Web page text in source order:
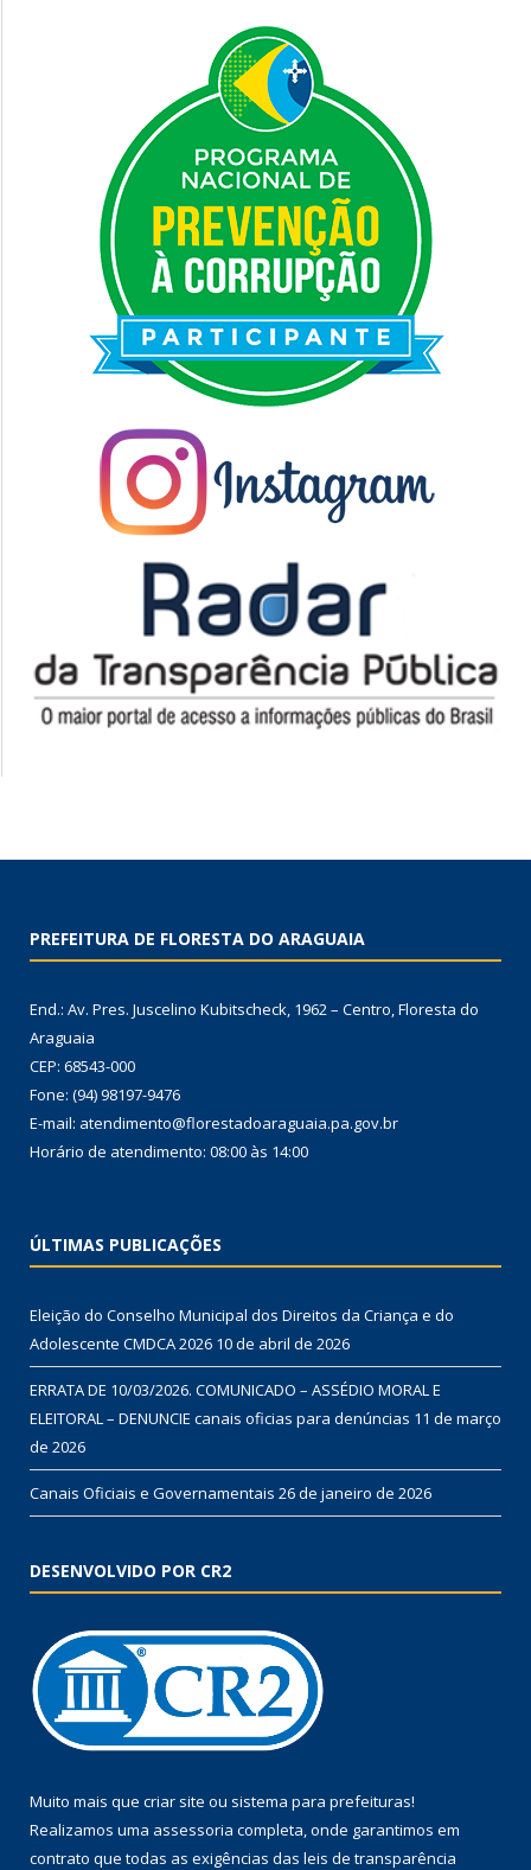
PREFEITURA DE FLORESTA DO ARAGUAIA
End.: Av. Pres. Juscelino Kubitscheck, 1962 – Centro, Floresta do
Araguaia
CEP: 68543-000
Fone: (94) 98197-9476
E-mail: atendimento@florestadoaraguaia.pa.gov.br
Horário de atendimento: 08:00 às 14:00
ÚLTIMAS PUBLICAÇÕES
Eleição do Conselho Municipal dos Direitos da Criança e do
Adolescente CMDCA 2026 10 de abril de 2026
ERRATA DE 10/03/2026. COMUNICADO – ASSÉDIO MORAL E
ELEITORAL – DENUNCIE canais oficias para denúncias 11 de março
de 2026
Canais Oficiais e Governamentais 26 de janeiro de 2026
DESENVOLVIDO POR CR2
Muito mais que criar site ou sistema para prefeituras!
Realizamos uma assessoria completa, onde garantimos em
contrato que todas as exigências das leis de transparência